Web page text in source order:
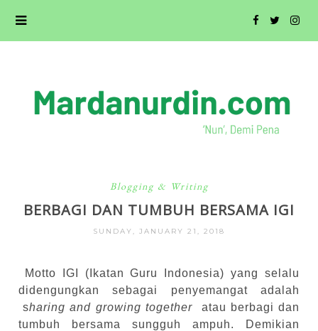
Blogging & Writing
BERBAGI DAN TUMBUH BERSAMA IGI
SUNDAY, JANUARY 21, 2018
Motto IGI (Ikatan Guru Indonesia) yang selalu
didengungkan sebagai penyemangat adalah
sharing and growing together
atau berbagi dan
tumbuh bersama sungguh ampuh. Demikian